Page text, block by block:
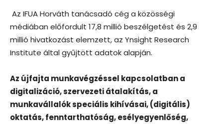
Az IFUA Horváth tanácsadó cég a közösségi
médiában előfordult 17,8 millió beszélgetést és 2,9
millió hivatkozást elemzett, az Ynsight Research
Institute által gyűjtött adatok alapján.
Az újfajta munkavégzéssel kapcsolatban a
digitalizáció, szervezeti átalakítás, a
munkavállalók speciális kihívásai, (digitális)
oktatás, fenntarthatóság, esélyegyenlőség,